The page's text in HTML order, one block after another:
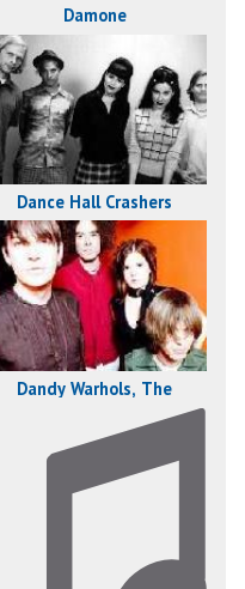
Damone
Dance Hall Crashers
Dandy Warhols, The